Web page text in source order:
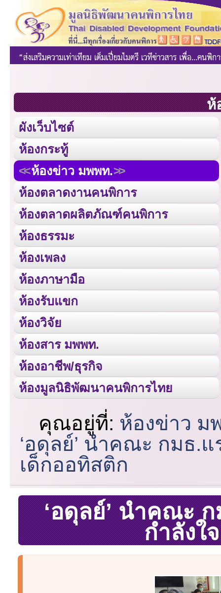
ห้
ผังเว็บไซต์
ห้องกระทู้
ห้องข่าว มพพท.
ห้องตลาดงานคนพิการ
ห้องตลาดผลิตภัณฑ์คนพิการ
ห้องธรรมะ
ห้องเพลง
ห้องภาษามือ
ห้องรับแขก
ห้องวิจัย
ห้องสาร มพพท.
ห้องอาชีพ/ธุรกิจ
ห้องมูลนิธิพัฒนาคนพิการไทย
คุณอยู่ที่: ห้องข่าว ม
‘อดุลย์’ นำคณะ กมธ.
เด็กออทิสติก
‘อดุลย์’ นำคณะ
กำลังใ